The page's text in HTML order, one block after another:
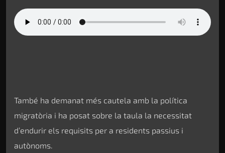
També ha demanat més cautela amb la política
migratòria i ha posat sobre la taula la necessitat
d’endurir els requisits per a residents passius i
autònoms.